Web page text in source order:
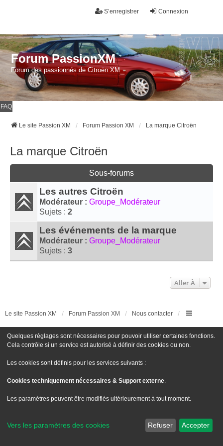
Connexion
S’enregistrer
Forum PassionXM
Forum des passionnés de Citroën XM
FAQ
Le site Passion XM Forum Passion XM La marque Citroën
La marque Citroën
Sous-forums
Les autres Citroën
Modérateur : Groupe_Modérateur
Sujets : 2
Les événements de la marque
Modérateur : Groupe_Modérateur
Sujets : 3
Aller À
Le site Passion XM Forum Passion XM Nous contacter
Traduit par
phpBB-fr.com
Quelques réglages sont nécessaires pour pouvoir utiliser certaines fonctions.
Cela contrôle si un service est autorisé à définir des cookies ou non.
Les cookies sont définis pour les services suivants :
Cookies techniquement nécessaires & Support externe.
Les paramètres peuvent être modifiés ultérieurement à tout moment.
Vers les paramètres des cookies Refuser Accepter